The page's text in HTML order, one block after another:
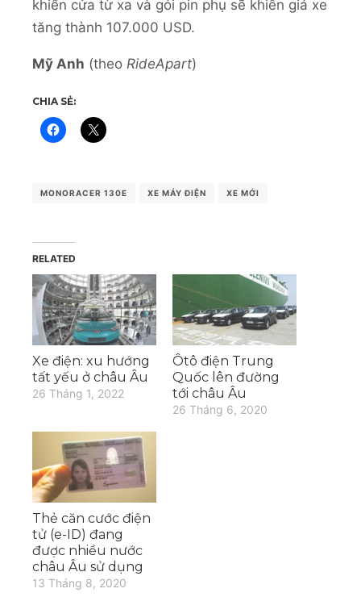
khiển cửa từ xa và gói pin phụ sẽ khiến giá xe
tăng thành 107.000 USD.
Mỹ Anh (theo RideApart)
CHIA SẺ:
MONORACER 130E XE MÁY ĐIỆN XE MỚI
RELATED
Xe điện: xu hướng
tất yếu ở châu Âu
26 Tháng 1, 2022
Ôtô điện Trung
Quốc lên đường
tới châu Âu
26 Tháng 6, 2020
Thẻ căn cước điện
tử (e-ID) đang
được nhiều nước
châu Âu sử dụng
13 Tháng 8, 2020